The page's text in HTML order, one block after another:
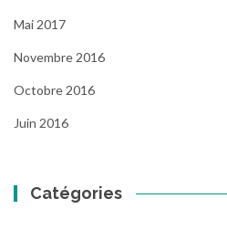
Mai 2017
Novembre 2016
Octobre 2016
Juin 2016
Catégories